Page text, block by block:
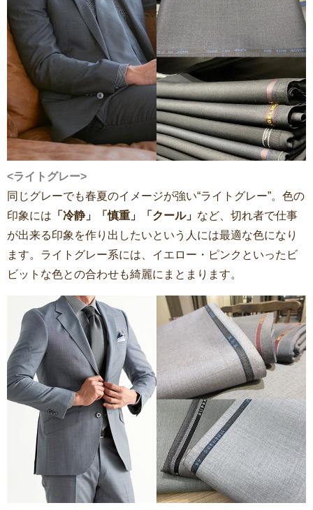
<ライトグレー>
同じグレーでも春夏のイメージが強い“ライトグレー”。色の
印象には 「冷静」「慎重」「クール」 など、切れ者で仕事
が出来る印象を作り出したいという人には最適な色になり
ます。ライトグレー系には、イエロー・ピンクといったビ
ビットな色との合わせも綺麗にまとまります。